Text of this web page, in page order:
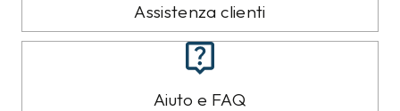
Assistenza clienti
Aiuto e FAQ